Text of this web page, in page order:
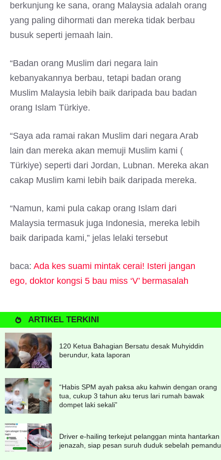
berkunjung ke sana, orang Malaysia adalah orang
yang paling dihormati dan mereka tidak berbau
busuk seperti jemaah lain.
“Badan orang Muslim dari negara lain
kebanyakannya berbau, tetapi badan orang
Muslim Malaysia lebih baik daripada bau badan
orang Islam Türkiye.
“Saya ada ramai rakan Muslim dari negara Arab
lain dan mereka akan memuji Muslim kami (
Türkiye) seperti dari Jordan, Lubnan. Mereka akan
cakap Muslim kami lebih baik daripada mereka.
“Namun, kami pula cakap orang Islam dari
Malaysia termasuk juga Indonesia, mereka lebih
baik daripada kami,” jelas lelaki tersebut
baca: Ada kes suami mintak cerai! Isteri jangan
ego, doktor kongsi 5 bau miss ‘V’ bermasalah
ARTIKEL TERKINI
120 Ketua Bahagian Bersatu desak Muhyiddin
berundur, kata laporan
“Habis SPM ayah paksa aku kahwin dengan orang
tua, cukup 3 tahun aku terus lari rumah bawak
dompet laki sekali”
Driver e-hailing terkejut pelanggan minta hantarkan
jenazah, siap pesan suruh duduk sebelah pemandu